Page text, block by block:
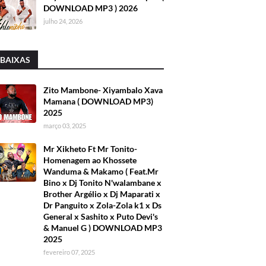
DOWNLOAD MP3 ) 2026
julho 24, 2026
Zito Mambone- Xiyambalo Xava
Mamana ( DOWNLOAD MP3)
2025
março 03, 2025
Mr Xikheto Ft Mr Tonito-
Homenagem ao Khossete
Wanduma & Makamo ( Feat.Mr
Bino x Dj Tonito N'walambane x
Brother Argélio x Dj Maparati x
Dr Panguito x Zola-Zola k1 x Ds
General x Sashito x Puto Devi's
& Manuel G ) DOWNLOAD MP3
2025
fevereiro 07, 2025